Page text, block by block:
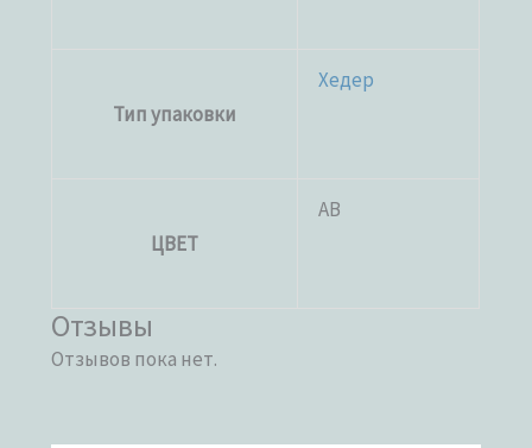
Тип упаковки
Хедер
ЦВЕТ
AB
Отзывы
Отзывов пока нет.